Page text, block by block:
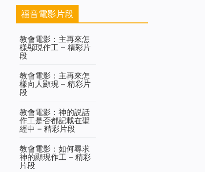
福音電影片段
教會電影：主再來怎
樣顯現作工 – 精彩片
段
教會電影：主再來怎
樣向人顯現 – 精彩片
段
教會電影：神的説話
作工是否都記載在聖
經中 – 精彩片段
教會電影：如何尋求
神的顯現作工 – 精彩
片段